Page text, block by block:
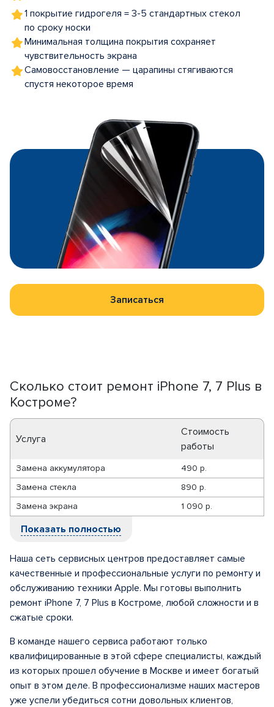
1 покрытие гидрогеля = 3-5 стандартных стекол
по сроку носки
Минимальная толщина покрытия сохраняет
чувствительность экрана
Самовосстановление — царапины стягиваются
спустя некоторое время
Записаться
Сколько стоит ремонт iPhone 7, 7 Plus в
Костроме?
Услуга
Стоимость
работы
Замена аккумулятора
490 р.
Замена стекла
890 р.
Замена экрана
1 090 р.
Показать полностью
Наша сеть сервисных центров предоставляет самые
качественные и профессиональные услуги по ремонту и
обслуживанию техники Apple. Мы готовы выполнить
ремонт iPhone 7, 7 Plus в Костроме, любой сложности и в
сжатые сроки.
В команде нашего сервиса работают только
квалифицированные в этой сфере специалисты, каждый
из которых прошел обучение в Москве и имеет богатый
опыт в этом деле. В профессионализме наших мастеров
уже успели убедиться сотни довольных клиентов,